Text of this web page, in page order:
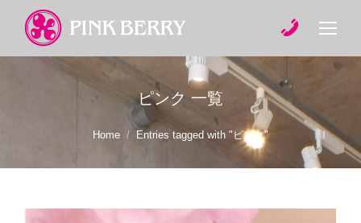
ピンク 一覧
Home Entries tagged with "ピンク"